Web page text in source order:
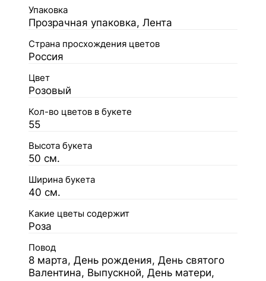
Упаковка
Прозрачная упаковка, Лента
Страна просхождения цветов
Россия
Цвет
Розовый
Кол-во цветов в букете
55
Высота букета
50 см.
Ширина букета
40 см.
Какие цветы содержит
Роза
Повод
8 марта, День рождения, День святого
Валентина, Выпускной, День матери,